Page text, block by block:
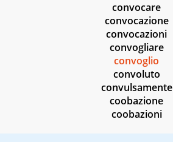
convocare
convocazione
convocazioni
convogliare
convoglio
convoluto
convulsamente
coobazione
coobazioni